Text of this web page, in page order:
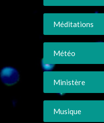
Méditations
Météo
Ministère
Musique